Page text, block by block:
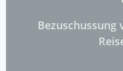
Bezuschussung